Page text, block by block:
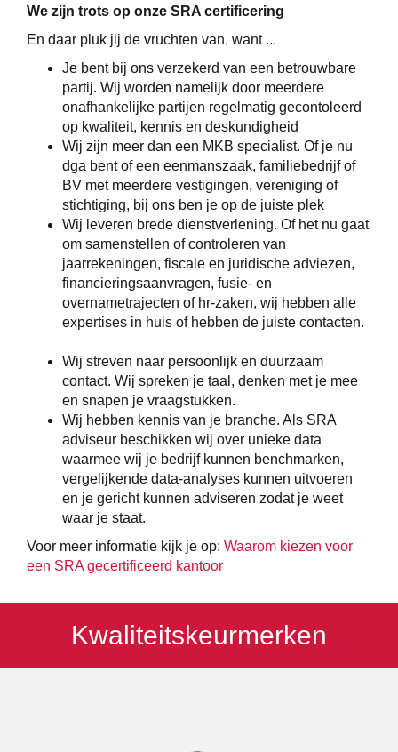
We zijn trots op onze SRA certificering
En daar pluk jij de vruchten van, want ...
Je bent bij ons verzekerd van een betrouwbare
partij. Wij worden namelijk door meerdere
onafhankelijke partijen regelmatig gecontoleerd
op kwaliteit, kennis en deskundigheid
Wij zijn meer dan een MKB specialist. Of je nu
dga bent of een eenmanszaak, familiebedrijf of
BV met meerdere vestigingen, vereniging of
stichtiging, bij ons ben je op de juiste plek
Wij leveren brede dienstverlening. Of het nu gaat
om samenstellen of controleren van
jaarrekeningen, fiscale en juridische adviezen,
financieringsaanvragen, fusie- en
overnametrajecten of hr-zaken, wij hebben alle
expertises in huis of hebben de juiste contacten.
Wij streven naar persoonlijk en duurzaam
contact. Wij spreken je taal, denken met je mee
en snapen je vraagstukken.
Wij hebben kennis van je branche. Als SRA
adviseur beschikken wij over unieke data
waarmee wij je bedrijf kunnen benchmarken,
vergelijkende data-analyses kunnen uitvoeren
en je gericht kunnen adviseren zodat je weet
waar je staat.
Voor meer informatie kijk je op: Waarom kiezen voor
een SRA gecertificeerd kantoor
Kwaliteitskeurmerken